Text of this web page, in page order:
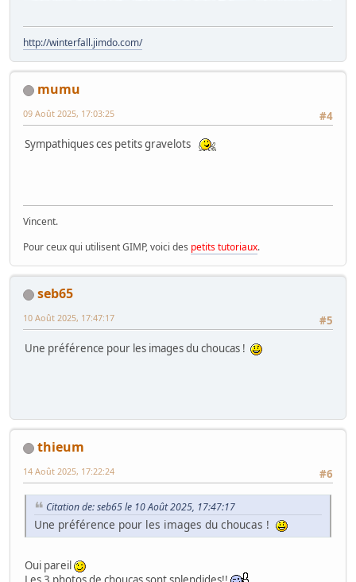
http://winterfall.jimdo.com/
mumu
#4
09 Août 2025, 17:03:25
Sympathiques ces petits gravelots
Vincent.
Pour ceux qui utilisent GIMP, voici des petits tutoriaux.
seb65
#5
10 Août 2025, 17:47:17
Une préférence pour les images du choucas !
thieum
#6
14 Août 2025, 17:22:24
Citation de: seb65 le 10 Août 2025, 17:47:17
Une préférence pour les images du choucas !
Oui pareil